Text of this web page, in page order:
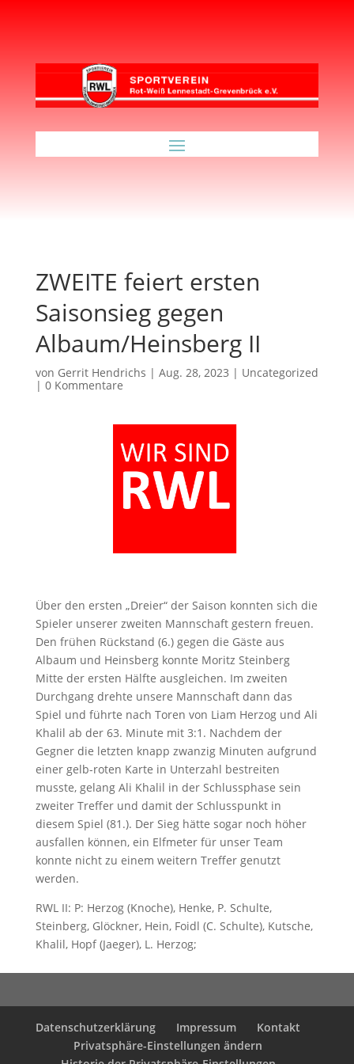
ZWEITE feiert ersten
Saisonsieg gegen
Albaum/Heinsberg II
von Gerrit Hendrichs | Aug. 28, 2023 | Uncategorized
| 0 Kommentare
Über den ersten „Dreier“ der Saison konnten sich die
Spieler unserer zweiten Mannschaft gestern freuen.
Den frühen Rückstand (6.) gegen die Gäste aus
Albaum und Heinsberg konnte Moritz Steinberg
Mitte der ersten Hälfte ausgleichen. Im zweiten
Durchgang drehte unsere Mannschaft dann das
Spiel und führte nach Toren von Liam Herzog und Ali
Khalil ab der 63. Minute mit 3:1. Nachdem der
Gegner die letzten knapp zwanzig Minuten aufgrund
einer gelb-roten Karte in Unterzahl bestreiten
musste, gelang Ali Khalil in der Schlussphase sein
zweiter Treffer und damit der Schlusspunkt in
diesem Spiel (81.). Der Sieg hätte sogar noch höher
ausfallen können, ein Elfmeter für unser Team
konnte nicht zu einem weitern Treffer genutzt
werden.
RWL II: P: Herzog (Knoche), Henke, P. Schulte,
Steinberg, Glöckner, Hein, Foidl (C. Schulte), Kutsche,
Khalil, Hopf (Jaeger), L. Herzog;
Datenschutzerklärung Impressum
Kontakt
Privatsphäre-Einstellungen ändern